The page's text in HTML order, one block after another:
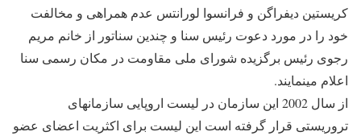
کریستین دیفراگن و فرانسوا لورانتس عدم همراهی و مخالفت
خود را در مورد دعوت رئیس سنا و چندین سناتور از خانم مریم
رجوی رئیس برگزیده شورای ملی مقاومت در مکان رسمی سنا
اعلام مینمایند.
از سال 2002 این سازمان در لیست اروپایی سازمانهای
تروریستی قرار گرفته است این لیست برای اکثریت اعضای عضو